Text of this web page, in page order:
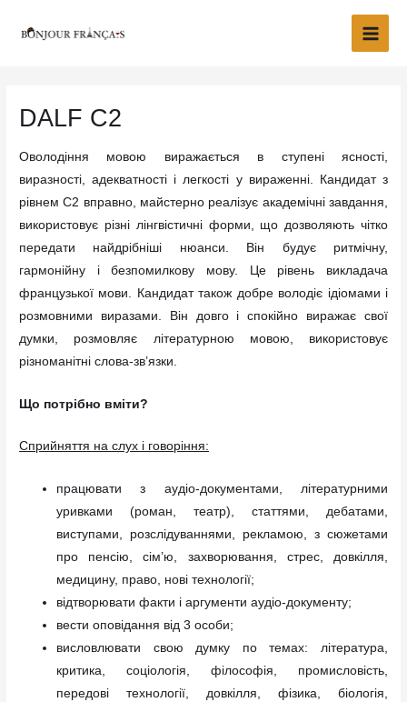
Main
DALF C2
Оволодіння мовою виражається в ступені ясності,
виразності, адекватності і легкості у вираженні. Кандидат з
рівнем C2 вправно, майстерно реалізує академічні завдання,
використовує різні лінгвістичні форми, що дозволяють чітко
передати найдрібніші нюанси. Він будує ритмічну,
гармонійну і безпомилкову мову. Це рівень викладача
французької мови. Кандидат також добре володіє ідіомами і
розмовними виразами. Він довго і спокійно виражає свої
думки, розмовляє літературною мовою, використовує
різноманітні слова-зв’язки.
Що потрібно вміти?
Сприйняття на слух і говоріння:
працювати з аудіо-документами, літературними
уривками (роман, театр), статтями, дебатами,
виступами, розслідуваннями, рекламою, з сюжетами
про пенсію, сім’ю, захворювання, стрес, довкілля,
медицину, право, нові технології;
відтворювати факти і аргументи аудіо-документу;
вести оповідання від 3 особи;
висловлювати свою думку по темах: література,
критика, соціологія, філософія, промисловість,
передові технології, довкілля, фізика, біологія,